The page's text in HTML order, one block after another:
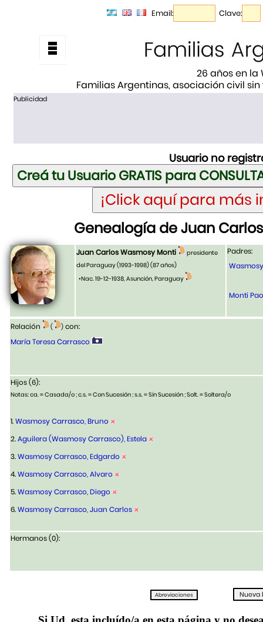
Email: Clave:
26 años en la
Familias Argentinas, asociación civil
Publicidad
Usuario no
Genealogía de Juan
Juan Carlos Wasmosy Monti
presidente
del Paraguay (1993-1998)(87 años)
•Nac. 19-12-1938, Asunción, Paraguay
Padres:
Monti
Relación ( ) con:
María Teresa Carrasco
Hijos (6):
Notas: ca. = Casada/o ; c.s. = Con Sucesión ; s.s. = Sin Sucesión ; Solt. = Soltera/o
1.Wasmosy Carrasco, Bruno
2.Aguilera (Wasmosy Carrasco), Estela
3.Wasmosy Carrasco, Edgardo
4.Wasmosy Carrasco, Alvaro
5.Wasmosy Carrasco, Diego
6.Wasmosy Carrasco, Juan Carlos
Hermanos (0):